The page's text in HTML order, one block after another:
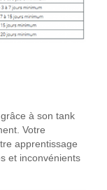
à son tank
Votre
apprentissage
et inconvénients